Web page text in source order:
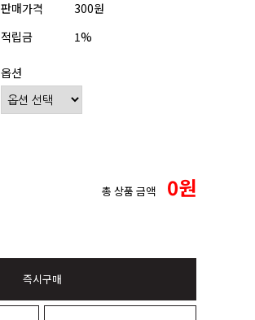
판매가격
300원
적립금
1%
옵션
총 상품 금액 0원
즉시구매